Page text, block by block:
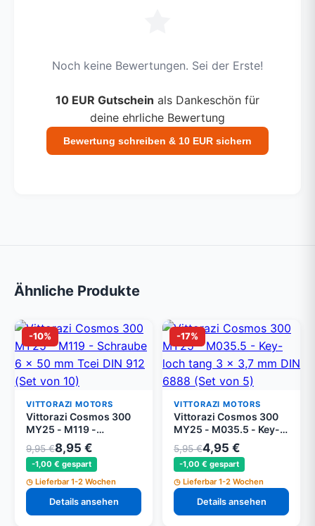
Noch keine Bewertungen. Sei der Erste!
10 EUR Gutschein als Dankeschön für
deine ehrliche Bewertung
Bewertung schreiben & 10 EUR sichern
Ähnliche Produkte
-10%
VITTORAZI MOTORS
Vittorazi Cosmos 300
MY25 - M119 -
Schraube 6 x 50 mm
Tcei DIN 912 (Set von
10)
9,95 €8,95 €
-1,00 € gespart
Lieferbar 1-2 Wochen
Details ansehen
-17%
VITTORAZI MOTORS
Vittorazi Cosmos 300
MY25 - M035.5 - Key-
loch tang 3 x 3,7 mm
DIN 6888 (Set von 5)
5,95 €4,95 €
-1,00 € gespart
Lieferbar 1-2 Wochen
Details ansehen